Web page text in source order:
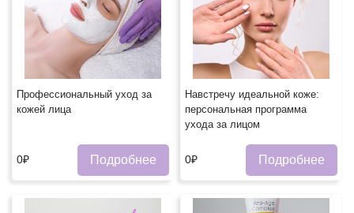
Профессиональный уход за
кожей лица
0₽ Подробнее
Навстречу идеальной коже:
персональная программа
ухода за лицом
0₽ Подробнее